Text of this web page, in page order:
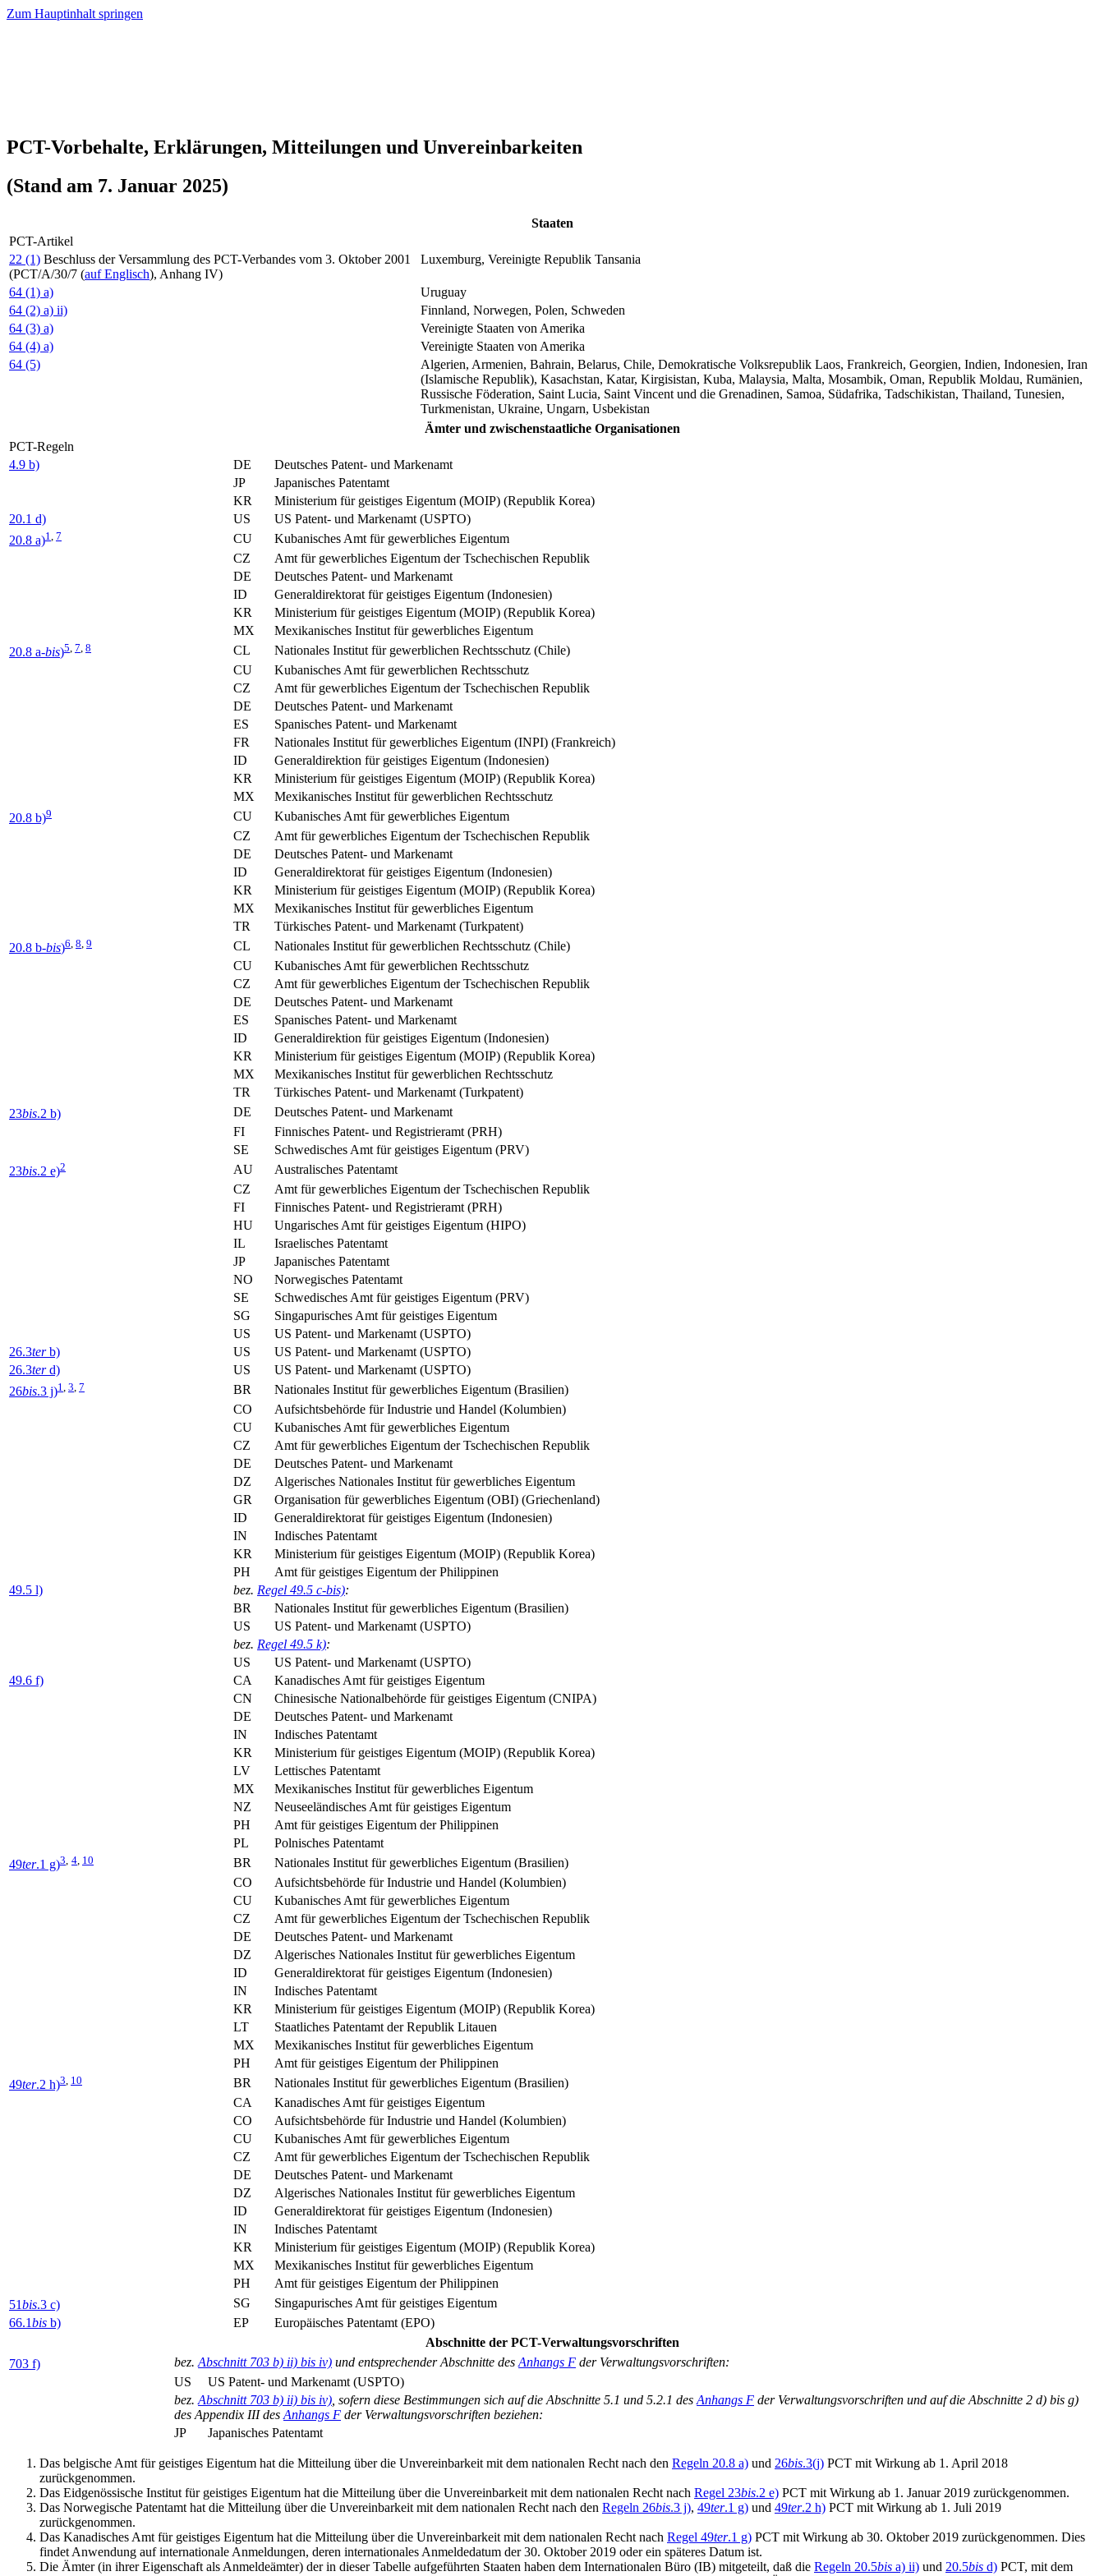
Zum Hauptinhalt springen
PCT-Vorbehalte, Erklärungen, Mitteilungen und Unvereinbarkeiten
(Stand am 7. Januar 2025)
Staaten
PCT-Artikel
22 (1) Beschluss der Versammlung des PCT-Verbandes vom 3. Oktober 2001
(PCT/A/30/7 (auf Englisch), Anhang IV)
Luxemburg, Vereinigte Republik Tansania
64 (1) a)
Uruguay
64 (2) a) ii)
Finnland, Norwegen, Polen, Schweden
64 (3) a)
Vereinigte Staaten von Amerika
64 (4) a)
Vereinigte Staaten von Amerika
64 (5)
Algerien, Armenien, Bahrain, Belarus, Chile, Demokratische Volksrepublik Laos, Frankreich, Georgien, Indien, Indonesien, Iran
(Islamische Republik), Kasachstan, Katar, Kirgisistan, Kuba, Malaysia, Malta, Mosambik, Oman, Republik Moldau, Rumänien,
Russische Föderation, Saint Lucia, Saint Vincent und die Grenadinen, Samoa, Südafrika, Tadschikistan, Thailand, Tunesien,
Turkmenistan, Ukraine, Ungarn, Usbekistan
Ämter und zwischenstaatliche Organisationen
PCT-Regeln
4.9 b)
DE
Deutsches Patent- und Markenamt
JP
Japanisches Patentamt
KR
Ministerium für geistiges Eigentum (MOIP) (Republik Korea)
20.1 d)
US
US Patent- und Markenamt (USPTO)
20.8 a)1 7 CU
Kubanisches Amt für gewerbliches Eigentum
CZ
Amt für gewerbliches Eigentum der Tschechischen Republik
DE
Deutsches Patent- und Markenamt
ID
Generaldirektorat für geistiges Eigentum (Indonesien)
KR
Ministerium für geistiges Eigentum (MOIP) (Republik Korea)
MX
Mexikanisches Institut für gewerbliches Eigentum
20.8 a-bis)5 7 8 CL
Nationales Institut für gewerblichen Rechtsschutz (Chile)
CU
Kubanisches Amt für gewerblichen Rechtsschutz
CZ
Amt für gewerbliches Eigentum der Tschechischen Republik
DE
Deutsches Patent- und Markenamt
ES
Spanisches Patent- und Markenamt
FR
Nationales Institut für gewerbliches Eigentum (INPI) (Frankreich)
ID
Generaldirektion für geistiges Eigentum (Indonesien)
KR
Ministerium für geistiges Eigentum (MOIP) (Republik Korea)
MX
Mexikanisches Institut für gewerblichen Rechtsschutz
20.8 b)9 CU
Kubanisches Amt für gewerbliches Eigentum
CZ
Amt für gewerbliches Eigentum der Tschechischen Republik
DE
Deutsches Patent- und Markenamt
ID
Generaldirektorat für geistiges Eigentum (Indonesien)
KR
Ministerium für geistiges Eigentum (MOIP) (Republik Korea)
MX
Mexikanisches Institut für gewerbliches Eigentum
TR
Türkisches Patent- und Markenamt (Turkpatent)
20.8 b-bis)6 8 9 CL
Nationales Institut für gewerblichen Rechtsschutz (Chile)
CU
Kubanisches Amt für gewerblichen Rechtsschutz
CZ
Amt für gewerbliches Eigentum der Tschechischen Republik
DE
Deutsches Patent- und Markenamt
ES
Spanisches Patent- und Markenamt
ID
Generaldirektion für geistiges Eigentum (Indonesien)
KR
Ministerium für geistiges Eigentum (MOIP) (Republik Korea)
MX
Mexikanisches Institut für gewerblichen Rechtsschutz
TR
Türkisches Patent- und Markenamt (Turkpatent)
23bis.2 b) DE
Deutsches Patent- und Markenamt
FI
Finnisches Patent- und Registrieramt (PRH)
SE
Schwedisches Amt für geistiges Eigentum (PRV)
23bis.2 e)2 AU
Australisches Patentamt
CZ
Amt für gewerbliches Eigentum der Tschechischen Republik
FI
Finnisches Patent- und Registrieramt (PRH)
HU
Ungarisches Amt für geistiges Eigentum (HIPO)
IL
Israelisches Patentamt
JP
Japanisches Patentamt
NO
Norwegisches Patentamt
SE
Schwedisches Amt für geistiges Eigentum (PRV)
SG
Singapurisches Amt für geistiges Eigentum
US
US Patent- und Markenamt (USPTO)
26.3terb) US
US Patent- und Markenamt (USPTO)
26.3terd) US
US Patent- und Markenamt (USPTO)
26bis.3 j)1 3 7 BR
Nationales Institut für gewerbliches Eigentum (Brasilien)
CO
Aufsichtsbehörde für Industrie und Handel (Kolumbien)
CU
Kubanisches Amt für gewerbliches Eigentum
CZ
Amt für gewerbliches Eigentum der Tschechischen Republik
DE
Deutsches Patent- und Markenamt
DZ
Algerisches Nationales Institut für gewerbliches Eigentum
GR
Organisation für gewerbliches Eigentum (OBI) (Griechenland)
ID
Generaldirektorat für geistiges Eigentum (Indonesien)
IN
Indisches Patentamt
KR
Ministerium für geistiges Eigentum (MOIP) (Republik Korea)
PH
Amt für geistiges Eigentum der Philippinen
49.5 l)
bez. Regel 49.5 c-bis):
BR
Nationales Institut für gewerbliches Eigentum (Brasilien)
US
US Patent- und Markenamt (USPTO)
bez. Regel 49.5 k):
US
US Patent- und Markenamt (USPTO)
49.6 f)
CA
Kanadisches Amt für geistiges Eigentum
CN
Chinesische Nationalbehörde für geistiges Eigentum (CNIPA)
DE
Deutsches Patent- und Markenamt
IN
Indisches Patentamt
KR
Ministerium für geistiges Eigentum (MOIP) (Republik Korea)
LV
Lettisches Patentamt
MX
Mexikanisches Institut für gewerbliches Eigentum
NZ
Neuseeländisches Amt für geistiges Eigentum
PH
Amt für geistiges Eigentum der Philippinen
PL
Polnisches Patentamt
49ter.1 g)3 4 10 BR
Nationales Institut für gewerbliches Eigentum (Brasilien)
CO
Aufsichtsbehörde für Industrie und Handel (Kolumbien)
CU
Kubanisches Amt für gewerbliches Eigentum
CZ
Amt für gewerbliches Eigentum der Tschechischen Republik
DE
Deutsches Patent- und Markenamt
DZ
Algerisches Nationales Institut für gewerbliches Eigentum
ID
Generaldirektorat für geistiges Eigentum (Indonesien)
IN
Indisches Patentamt
KR
Ministerium für geistiges Eigentum (MOIP) (Republik Korea)
LT
Staatliches Patentamt der Republik Litauen
MX
Mexikanisches Institut für gewerbliches Eigentum
PH
Amt für geistiges Eigentum der Philippinen
49ter.2 h)3 10 BR
Nationales Institut für gewerbliches Eigentum (Brasilien)
CA
Kanadisches Amt für geistiges Eigentum
CO
Aufsichtsbehörde für Industrie und Handel (Kolumbien)
CU
Kubanisches Amt für gewerbliches Eigentum
CZ
Amt für gewerbliches Eigentum der Tschechischen Republik
DE
Deutsches Patent- und Markenamt
DZ
Algerisches Nationales Institut für gewerbliches Eigentum
ID
Generaldirektorat für geistiges Eigentum (Indonesien)
IN
Indisches Patentamt
KR
Ministerium für geistiges Eigentum (MOIP) (Republik Korea)
MX
Mexikanisches Institut für gewerbliches Eigentum
PH
Amt für geistiges Eigentum der Philippinen
51bis.3 c) SG
Singapurisches Amt für geistiges Eigentum
66.1bis b) EP
Europäisches Patentamt (EPO)
Abschnitte der PCT-Verwaltungsvorschriften
703 f)
bez. Abschnitt 703 b) ii) bis iv) und entsprechender Abschnitte des Anhangs F der Verwaltungsvorschriften:
US
US Patent- und Markenamt (USPTO)
bez. Abschnitt 703 b) ii) bis iv) , sofern diese Bestimmungen sich auf die Abschnitte 5.1 und 5.2.1 des Anhangs F der Verwaltungsvorschriften und auf die Abschnitte 2 d) bis g)
des Appendix III des Anhangs F der Verwaltungsvorschriften beziehen:
JP
Japanisches Patentamt
Das belgische Amt für geistiges Eigentum hat die Mitteilung über die Unvereinbarkeit mit dem nationalen Recht nach den Regeln 20.8 a) und 26bis.3(j) PCT mit Wirkung ab 1. April 2018
zurückgenommen.
Das Eidgenössische Institut für geistiges Eigentum hat die Mitteilung über die Unvereinbarkeit mit dem nationalen Recht nach Regel 23bis.2 e) PCT mit Wirkung ab 1. Januar 2019 zurückgenommen.
Das Norwegische Patentamt hat die Mitteilung über die Unvereinbarkeit mit dem nationalen Recht nach den Regeln 26bis.3 j), 49ter.1 g) und 49ter.2 h) PCT mit Wirkung ab 1. Juli 2019
zurückgenommen.
Das Kanadisches Amt für geistiges Eigentum hat die Mitteilung über die Unvereinbarkeit mit dem nationalen Recht nach Regel 49ter.1 g) PCT mit Wirkung ab 30. Oktober 2019 zurückgenommen. Dies
findet Anwendung auf internationale Anmeldungen, deren internationales Anmeldedatum der 30. Oktober 2019 oder ein späteres Datum ist.
Die Ämter (in ihrer Eigenschaft als Anmeldeämter) der in dieser Tabelle aufgeführten Staaten haben dem Internationalen Büro (IB) mitgeteilt, daß die Regeln 20.5bis a) ii) und 20.5bis d) PCT, mit dem